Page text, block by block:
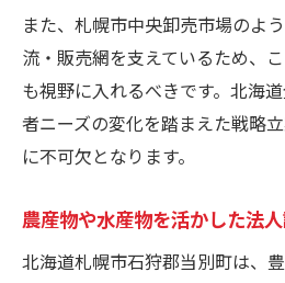
法人設立を成功に導く
性
法人設立を検討する際の市
法人設立時に重視した
視点
肢
法人設立で避けたい市
また、札幌市中央卸売市場のよ
流・販売網を支えているため、
も視野に入れるべきです。北海
者ニーズの変化を踏まえた戦略
に不可欠となります。
農産物や水産物を活かした法
北海道札幌市石狩郡当別町は、